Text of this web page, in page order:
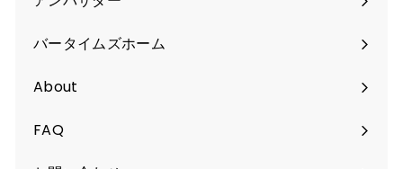
バータイムズホーム
About
FAQ